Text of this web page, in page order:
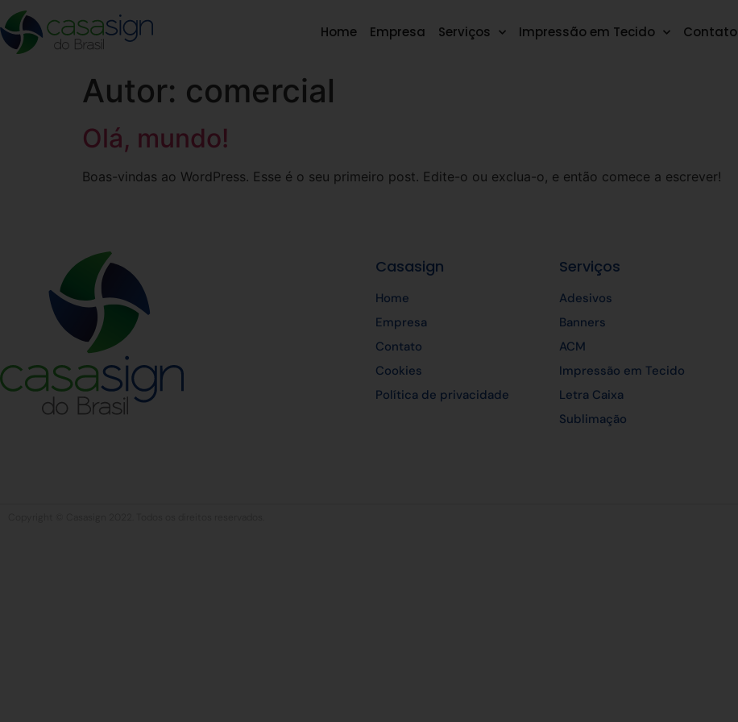
Home Empresa Serviços Impressão em Tecido Contato
Autor: comercial
Olá, mundo!
Boas-vindas ao WordPress. Esse é o seu primeiro post. Edite-o ou exclua-o, e então comece a escrever!
Casasign
Home
Empresa
Contato
Cookies
Política de privacidade
Serviços
Adesivos
Banners
ACM
Impressão em Tecido
Letra Caixa
Sublimação